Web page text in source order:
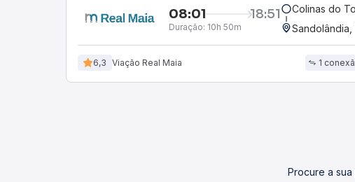
08:01 18:51
Duração: 10h 50m
Colinas do
Sandolândia,
6,3 Viação Real Maia 1
Procure a